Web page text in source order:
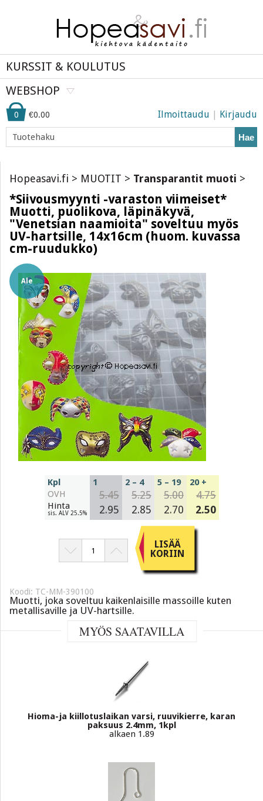
KURSSIT & KOULUTUS
WEBSHOP
Ilmoittaudu | Kirjaudu
0 €0.00
Hae
Hopeasavi.fi > MUOTIT > Transparantit muoti >
*Siivousmyynti -varaston viimeiset*
Muotti, puolikova, läpinäkyvä,
"Venetsian naamioita" soveltuu myös
UV-hartsille, 14x16cm (huom. kuvassa
cm-ruudukko)
Koodi: TC-MM-390100
Muotti, joka soveltuu kaikenlaisille massoille kuten
metallisaville ja UV-hartsille.
Ale
Kpl
OVH
Hinta
sis. ALV 25.5%
1
5.45
2.95
2 – 4
5.25
2.85
5 – 19
5.00
2.70
20 +
4.75
2.50
LISÄÄ
KORIIN
MYÖS SAATAVILLA
Hioma-ja kiillotuslaikan varsi, ruuvikierre, karan
paksuus 2.4mm, 1kpl
alkaen 1.89